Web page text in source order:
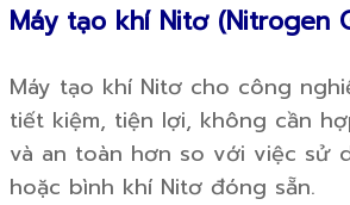
Máy tạo khí Nitơ (Nitrogen
Máy tạo khí Nitơ cho công
tiết kiệm, tiện lợi, không cần
và an toàn hơn so với việc sử
hoặc bình khí Nitơ đóng sẵn.